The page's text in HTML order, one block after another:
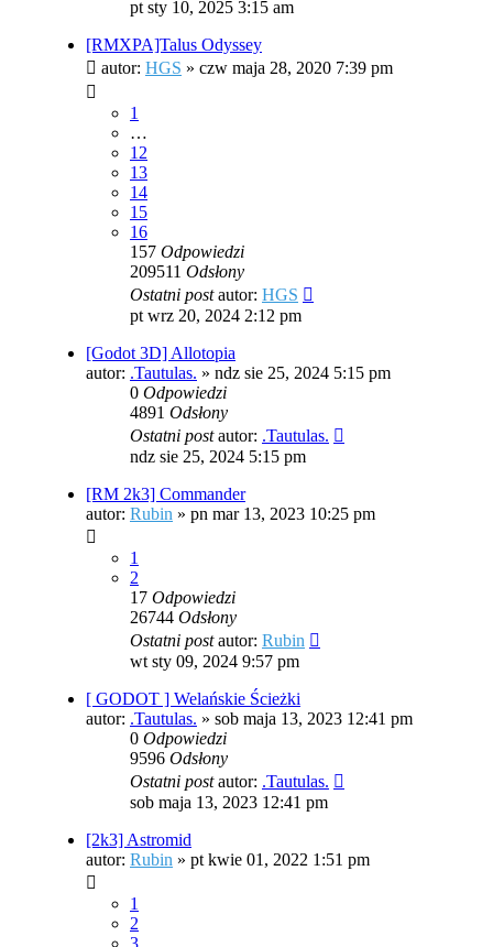
pt sty 10, 2025 3:15 am
[RMXPA]Talus Odyssey
autor: HGS » czw maja 28, 2020 7:39 pm
1
…
12
13
14
15
16
157 Odpowiedzi
209511 Odsłony
Ostatni postautor: HGS
pt wrz 20, 2024 2:12 pm
[Godot 3D] Allotopia
autor: .Tautulas. » ndz sie 25, 2024 5:15 pm
0 Odpowiedzi
4891 Odsłony
Ostatni postautor: .Tautulas.
ndz sie 25, 2024 5:15 pm
[RM 2k3] Commander
autor: Rubin » pn mar 13, 2023 10:25 pm
1
2
17 Odpowiedzi
26744 Odsłony
Ostatni postautor: Rubin
wt sty 09, 2024 9:57 pm
[ GODOT ] Welańskie Ścieżki
autor: .Tautulas. » sob maja 13, 2023 12:41 pm
0 Odpowiedzi
9596 Odsłony
Ostatni postautor: .Tautulas.
sob maja 13, 2023 12:41 pm
[2k3] Astromid
autor: Rubin » pt kwie 01, 2022 1:51 pm
1
2